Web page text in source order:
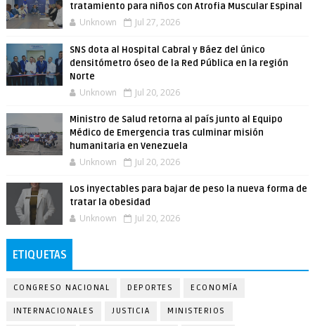
tratamiento para niños con Atrofia Muscular Espinal
Unknown Jul 27, 2026
SNS dota al Hospital Cabral y Báez del único
densitómetro óseo de la Red Pública en la región
Norte
Unknown Jul 20, 2026
Ministro de Salud retorna al país junto al Equipo
Médico de Emergencia tras culminar misión
humanitaria en Venezuela
Unknown Jul 20, 2026
Los inyectables para bajar de peso la nueva forma de
tratar la obesidad
Unknown Jul 20, 2026
ETIQUETAS
CONGRESO NACIONAL DEPORTES ECONOMÍA
INTERNACIONALES JUSTICIA MINISTERIOS